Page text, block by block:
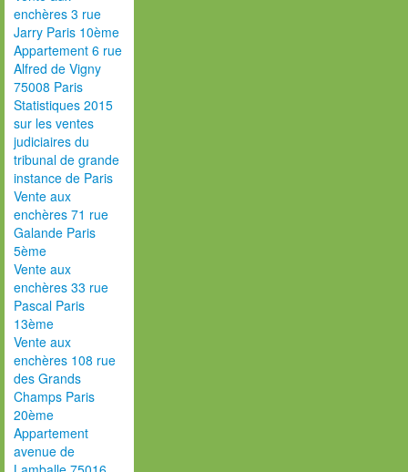
enchères 3 rue
Jarry Paris 10ème
Appartement 6 rue
Alfred de Vigny
75008 Paris
Statistiques 2015
sur les ventes
judiciaires du
tribunal de grande
instance de Paris
Vente aux
enchères 71 rue
Galande Paris
5ème
Vente aux
enchères 33 rue
Pascal Paris
13ème
Vente aux
enchères 108 rue
des Grands
Champs Paris
20ème
Appartement
avenue de